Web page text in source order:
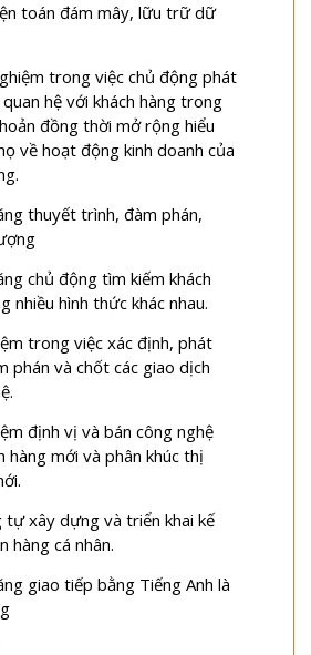
toán đám mây, lữu trữ dữ
trong việc chủ động phát
hệ với khách hàng trong
đồng thời mở rộng hiểu
về hoạt động kinh doanh của
thuyết trình, đàm phán,
chủ động tìm kiếm khách
nhiều hình thức khác nhau.
trong việc xác định, phát
phán và chốt các giao dịch
định vị và bán công nghệ
hàng mới và phân khúc thị
tự xây dựng và triển khai kế
hàng cá nhân.
giao tiếp bằng Tiếng Anh là